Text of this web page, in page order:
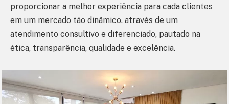
proporcionar a melhor experiência para cada clientes
em um mercado tão dinâmico. através de um
atendimento consultivo e diferenciado, pautado na
ética, transparência, qualidade e excelência.